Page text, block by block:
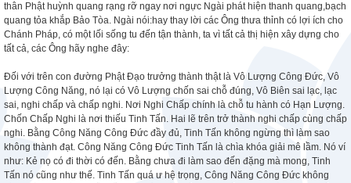
thân Phật huỳnh quang rạng rỡ ngay nơi ngực Ngài phát hiện thanh quang,bạch
quang tỏa khắp Bảo Tòa. Ngài nói:hay thay lời các Ông thưa thỉnh có lợi ích cho
Chánh Pháp, có một lối sống tu đến tận thành, ta vì tất cả thị hiện xây dựng cho
tất cả, các Ông hãy nghe đây:
Đối với trên con đường Phật Đạo trưởng thành thật là Vô Lượng Công Đức, Vô
Lượng Công Năng, nó lại có Vô Lượng chốn sai chỗ đúng, Vô Biên sai lạc, lạc
sai, nghi chấp và chấp nghi. Nơi Nghi Chấp chính là chỗ tu hành có Hạn Lượng.
Chốn Chấp Nghi là nơi thiếu Tinh Tấn. Hai lẽ trên trở thành nghi chấp cùng chấp
nghi. Bằng Công Năng Công Đức đầy đủ, Tinh Tấn không ngừng thì làm sao
không thành đạt. Công Năng Công Đức Tinh Tấn là chìa khóa giải mê lầm. Nó ví
như: Kẻ nọ có đi thời có đến. Bằng chưa đi làm sao đến đặng mà mong, Tinh
Tấn nó cũng như thế. Tinh Tấn quá ư hệ trọng, Công Năng Công Đức không